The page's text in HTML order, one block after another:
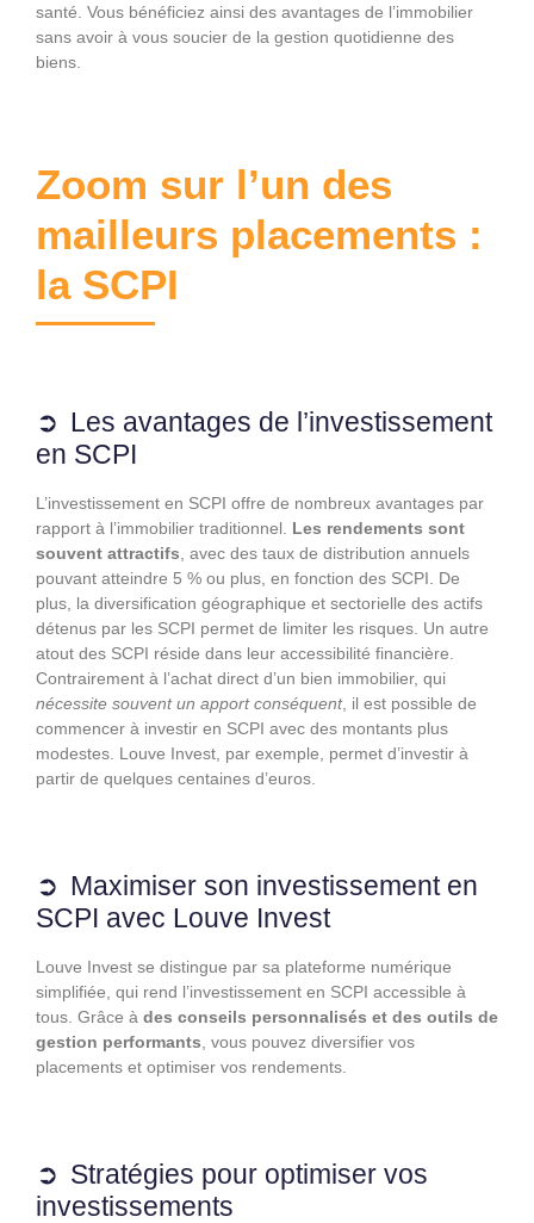
santé. Vous bénéficiez ainsi des avantages de l’immobilier
sans avoir à vous soucier de la gestion quotidienne des
biens.
Zoom sur l’un des
mailleurs placements :
la SCPI
Les avantages de l’investissement
en SCPI
L’investissement en SCPI offre de nombreux avantages par
rapport à l’immobilier traditionnel. Les rendements sont
souvent attractifs , avec des taux de distribution annuels
pouvant atteindre 5 % ou plus, en fonction des SCPI. De
plus, la diversification géographique et sectorielle des actifs
détenus par les SCPI permet de limiter les risques. Un autre
atout des SCPI réside dans leur accessibilité financière.
Contrairement à l’achat direct d’un bien immobilier, qui
nécessite souvent un apport conséquent, il est possible de
commencer à investir en SCPI avec des montants plus
modestes. Louve Invest, par exemple, permet d’investir à
partir de quelques centaines d’euros.
Maximiser son investissement en
SCPI avec Louve Invest
Louve Invest se distingue par sa plateforme numérique
simplifiée, qui rend l’investissement en SCPI accessible à
tous. Grâce à des conseils personnalisés et des outils de
gestion performants , vous pouvez diversifier vos
placements et optimiser vos rendements.
Stratégies pour optimiser vos
investissements